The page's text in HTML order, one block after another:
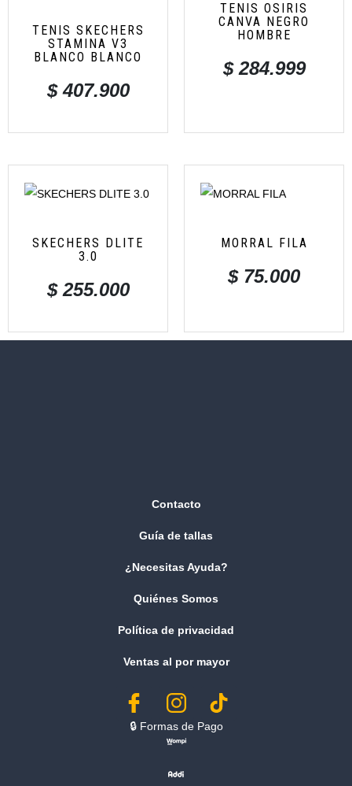
TENIS SKECHERS
STAMINA V3
BLANCO BLANCO
$407.900
TENIS OSIRIS
CANVA NEGRO
HOMBRE
$284.999
SKECHERS DLITE
3.0
$255.000
MORRAL FILA
$75.000
Contacto
Guía de tallas
¿Necesitas Ayuda?
Quiénes Somos
Política de privacidad
Ventas al por mayor
🔒︎ Formas de Pago